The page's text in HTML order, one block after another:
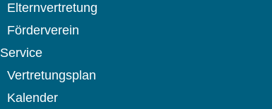
Elternvertretung
Förderverein
Service
Vertretungsplan
Kalender